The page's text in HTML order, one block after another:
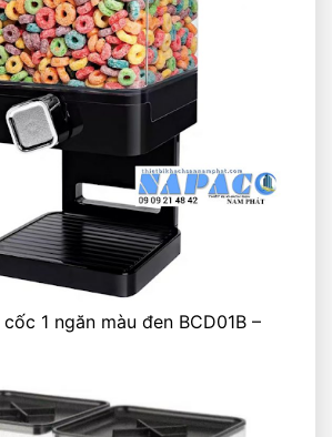
1 ngăn màu đen BCD01B –